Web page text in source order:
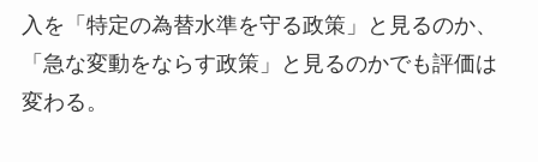
入を「特定の為替水準を守る政策」と見るのか、
「急な変動をならす政策」と見るのかでも評価は
変わる。